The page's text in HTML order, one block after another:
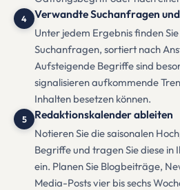
4 Verwandte Suchanfragen
Unter jedem Ergebnis finden
Suchanfragen, sortiert nach
Aufsteigende Begriffe sind
signalisieren aufkommende
Inhalten besetzen können.
5 Redaktionskalender ableiten
Notieren Sie die saisonalen
Begriffe und tragen Sie diese
ein. Planen Sie Blogbeiträge,
Media-Posts vier bis sechs